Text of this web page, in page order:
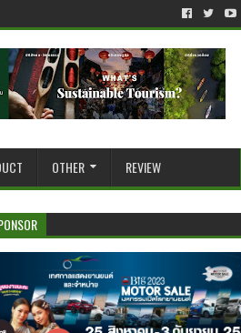
OTHER REVIEW